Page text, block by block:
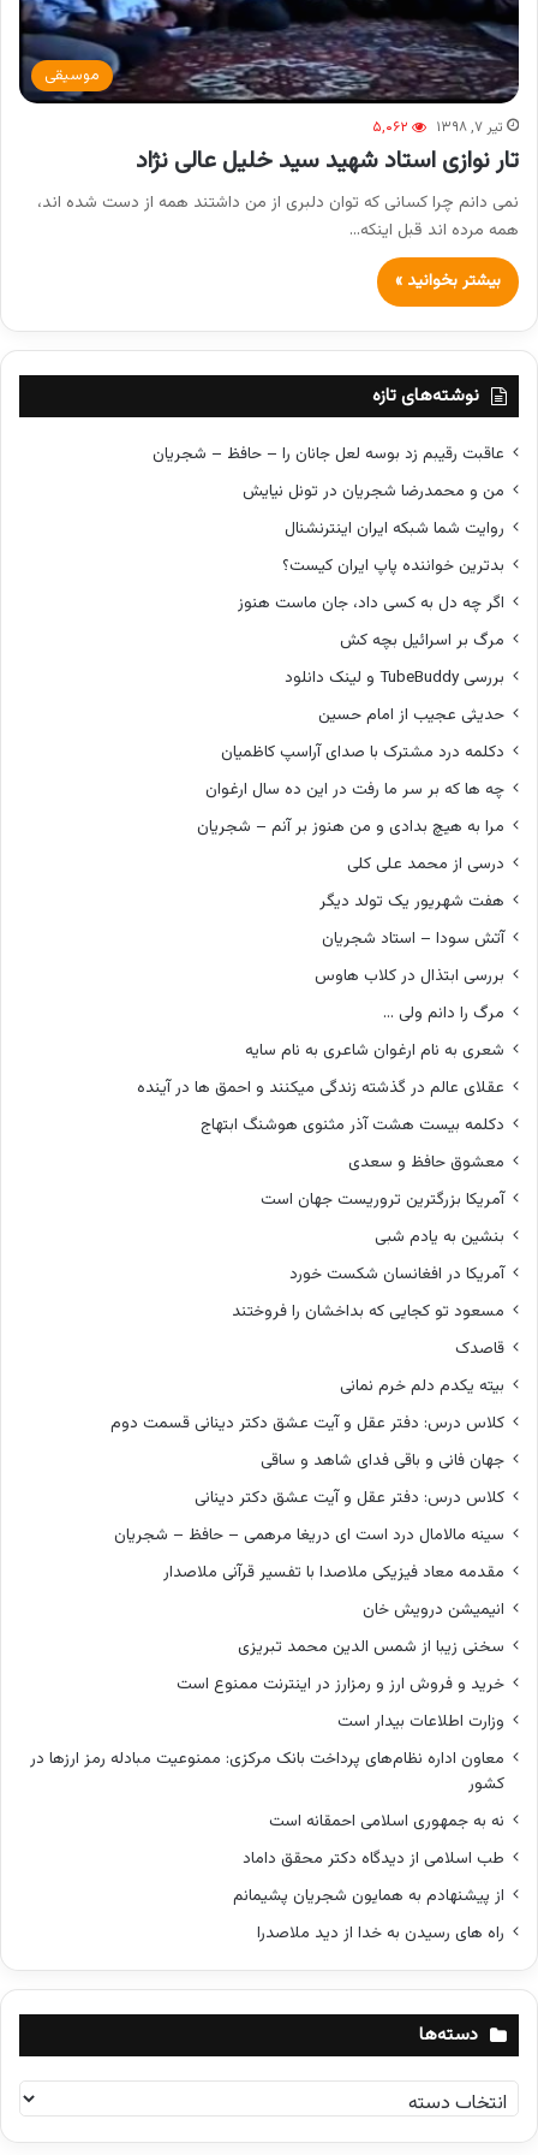
موسیقی
تیر ۷, ۱۳۹۸ ۵,۰۶۲
تار نوازی استاد شهید سید خلیل عالی نژاد
نمی دانم چرا کسانی که توان دلبری از من داشتند همه از دست شده اند،
همه مرده اند قبل اینکه…
بیشتر بخوانید »
نوشته‌های تازه
عاقبت رقیبم زد بوسه لعل جانان را – حافظ – شجریان
من و محمدرضا شجریان در تونل نیایش
روایت شما شبکه ایران اینترنشنال
بدترین خواننده پاپ ایران کیست؟
اگر چه دل به کسی داد، جان ماست هنوز
مرگ بر اسرائیل بچه کش
بررسی TubeBuddy و لینک دانلود
حدیثی عجیب از امام حسین
دکلمه درد مشترک با صدای آراسپ کاظمیان
چه ها که بر سر ما رفت در این ده سال ارغوان
مرا به هیچ بدادی و من هنوز بر آنم – شجریان
درسی از محمد علی کلی
هفت شهریور یک تولد دیگر
آتش سودا – استاد شجریان
بررسی ابتذال در کلاب هاوس
مرگ را دانم ولی …
شعری به نام ارغوان شاعری به نام سایه
عقلای عالم در گذشته زندگی میکنند و احمق ها در آینده
دکلمه بیست هشت آذر مثنوی هوشنگ ابتهاج
معشوق حافظ و سعدی
آمریکا بزرگترین تروریست جهان است
بنشین به یادم شبی
آمریکا در افغانسان شکست خورد
مسعود تو کجایی که بداخشان را فروختند
قاصدک
بیته یکدم دلم خرم نمانی
کلاس درس: دفتر عقل و آیت عشق دکتر دینانی قسمت دوم
جهان فانی و باقی فدای شاهد و ساقی
کلاس درس: دفتر عقل و آیت عشق دکتر دینانی
سینه مالامال درد است ای دریغا مرهمی – حافظ – شجریان
مقدمه معاد فیزیکی ملاصدا با تفسیر قرآنی ملاصدار
انیمیشن درویش خان
سخنی زیبا از شمس الدین محمد تبریزی
خرید و فروش ارز و رمزارز در اینترنت ممنوع است
وزارت اطلاعات بیدار است
معاون اداره نظام‌های پرداخت بانک مرکزی: ممنوعیت مبادله رمز ارزها در
کشور
نه به جمهوری اسلامی احمقانه است
طب اسلامی از دیدگاه دکتر محقق داماد
از پیشنهادم به همایون شجریان پشیمانم
راه های رسیدن به خدا از دید ملاصدرا
دسته‌ها
د
س
ت